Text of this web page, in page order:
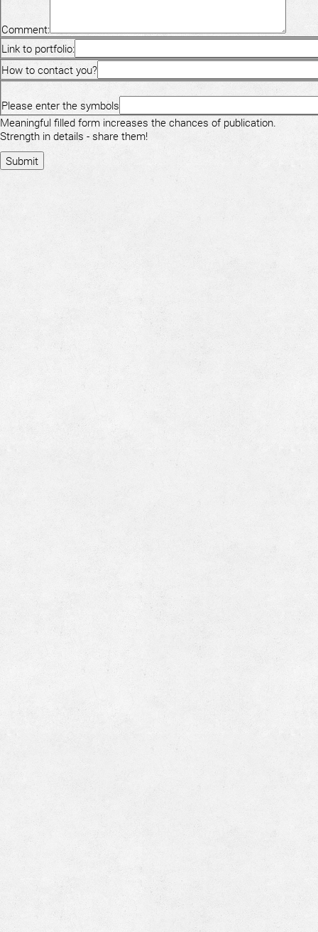
Comment:
Link to portfolio:
How to contact you?
Please enter the symbols
Meaningful filled form increases the chances of publication.
Strength in details - share them!